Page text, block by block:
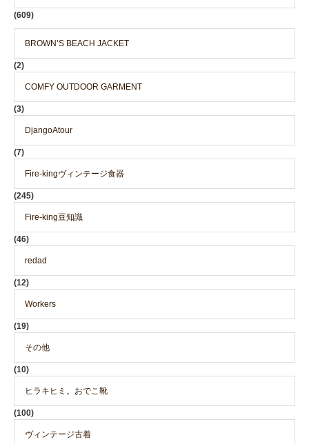
(609)
BROWN’S BEACH JACKET
(2)
COMFY OUTDOOR GARMENT
(3)
DjangoAtour
(7)
Fire-kingヴィンテージ食器
(245)
Fire-king豆知識
(46)
redad
(12)
Workers
(19)
その他
(10)
ヒラキヒミ。おでこ靴
(100)
ヴィンテージ古着